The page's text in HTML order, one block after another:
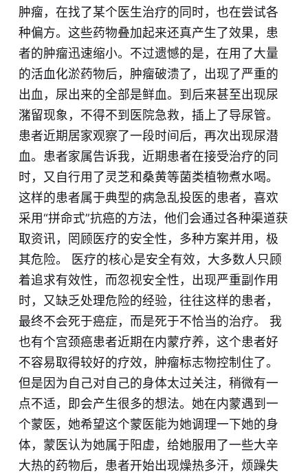
肿瘤，在找了某个医生治疗的同时，也在尝试各
种偏方。这些药物叠加起来还真产生了效果，患
者的肿瘤迅速缩小。不过遗憾的是，在用了大量
的活血化淤药物后，肿瘤破溃了，出现了严重的
出血，尿出来的全部是鲜血。到后来甚至出现尿
潴留现象，不得不到医院急救，插上了导尿管。
患者近期居家观察了一段时间后，再次出现尿潜
血。患者家属告诉我，近期患者在接受治疗的同
时，又自行用了灵芝和桑黄等菌类植物煮水喝。
这样的患者属于典型的病急乱投医的患者，喜欢
采用“拼命式”抗癌的方法，他们会通过各种渠道获
取资讯，罔顾医疗的安全性，多种方案并用，极
其危险。 医疗的核心是安全有效，大多数人只顾
着追求有效性，而忽视安全性，出现严重副作用
时，又缺乏处理危险的经验，往往这样的患者，
最终不会死于癌症，而是死于不恰当的治疗。 我
也有个宫颈癌患者近期在内蒙疗养，这个患者好
不容易取得较好的疗效，肿瘤标志物控制住了。
但是因为自己对自己的身体太过关注，稍微有一
点不适，即会产生很多的想法。她在内蒙遇到一
个蒙医，她希望这个蒙医能为她调理一下她的身
体，蒙医认为她属于阳虚，给她服用了一些大辛
大热的药物后，患者开始出现燥热多汗，烦躁失